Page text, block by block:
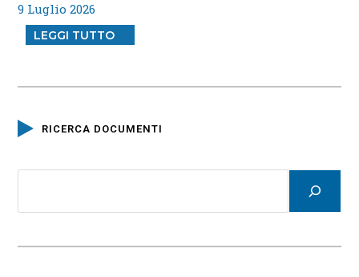
9 Luglio 2026
LEGGI TUTTO
RICERCA DOCUMENTI